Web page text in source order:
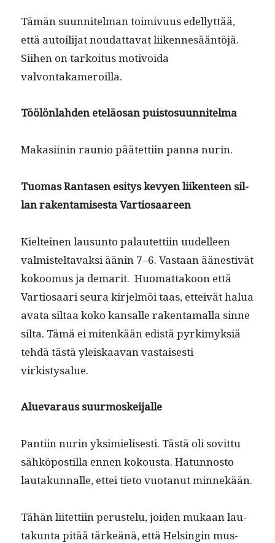
Tämän suun­nitel­man toimivu­us edel­lyt­tää,
että autoil­i­jat nou­dat­ta­vat liiken­nesään­töjä.
Siihen on tarkoi­tus motivoi­da
valvontakameroilla.
Töölön­lah­den eteläosan puistosuunnitelma
Makasi­inin rau­nio päätet­ti­in pan­na nurin.
Tuo­mas Rantasen esi­tys kevyen liiken­teen sil­
lan rak­en­tamis­es­ta Vartiosaareen
Kiel­teinen lausun­to palautet­ti­in uudelleen
valmis­teltavak­si äänin 7–6. Vas­taan äänes­tivät
kokoomus ja demar­it. Huo­mat­takoon että
Var­tiosaari seu­ra kir­jelmöi taas, etteivät halua
ava­ta sil­taa koko kansalle rak­en­ta­mal­la sinne
sil­ta. Tämä ei mitenkään edis­tä pyrkimyk­siä
tehdä tästä yleiskaa­van vas­tais­es­ti
virkistysalue.
Alue­va­raussuurmoskeijalle
Pan­ti­in nurin yksimielis­es­ti. Tästä oli sovit­tu
sähkö­pos­til­la ennen kok­ous­ta. Hatun­nos­to
lau­takun­nalle, ettei tieto vuotanut minnekään.
Tähän liitet­ti­in perustelu, joiden mukaan lau­
takun­ta pitää tärkeänä, että Helsin­gin mus­